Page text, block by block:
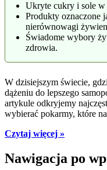
Ukryte cukry i sole w
Produkty oznaczone
nierównowagi
Świadome wybory
zdrowia.
W dzisiejszym świecie,
dążeniu do lepszego
artykule odkryjemy
wybierać pokarmy, które
Czytaj więcej »
Nawigacja po